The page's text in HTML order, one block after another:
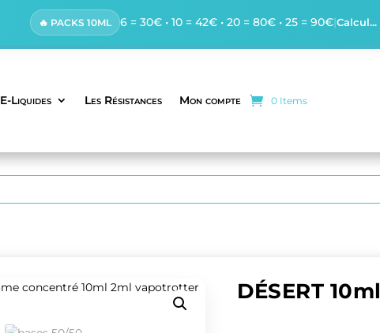
🔥 PACKS 10ML 6 = 30€ • 10 = 42€ • 20 = 80€ • 25 = 90€|Calcul...
E-Liquides Les Résistances Mon compte 0 Items
DÉSERT 10ml